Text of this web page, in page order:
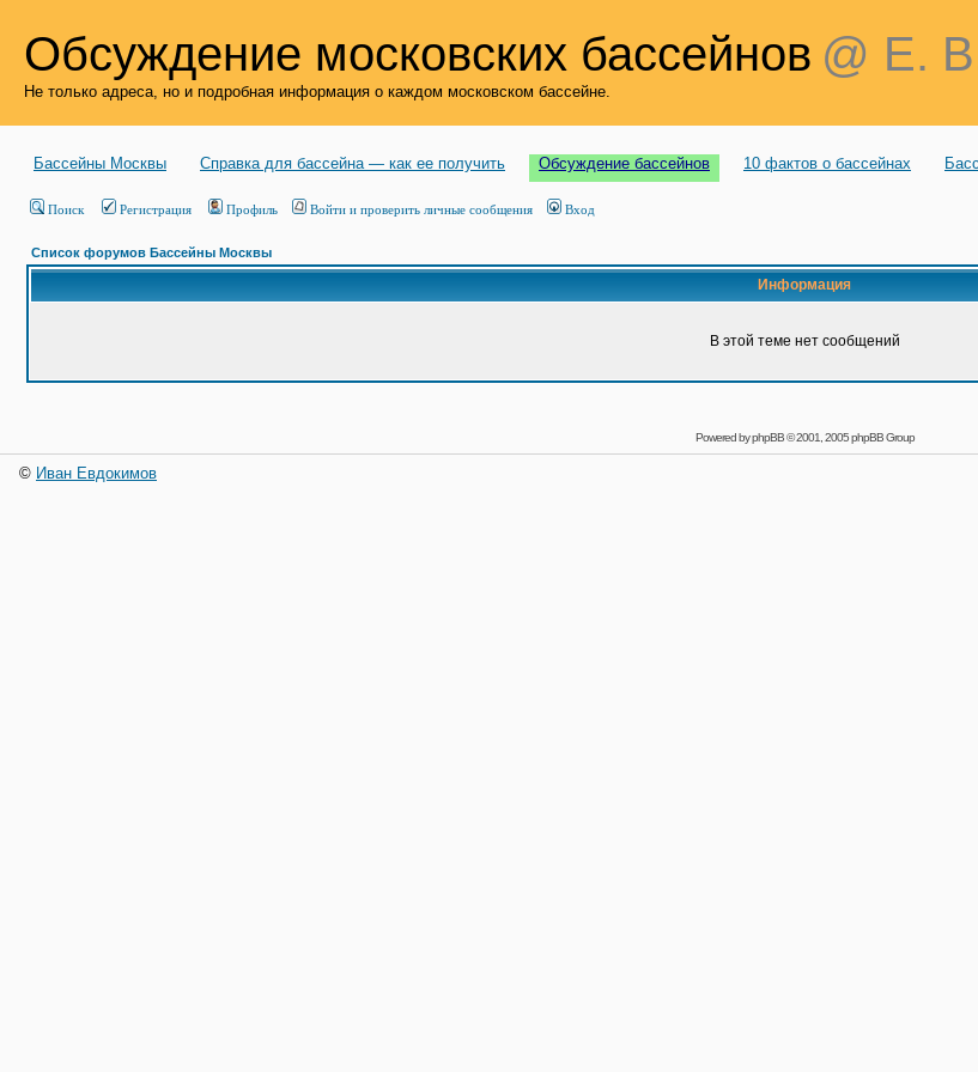
Обсуждение московских бассейнов @ Е.
Не только адреса, но и подробная информация о каждом московском бассейне.
Бассейны Москвы Справка для бассейна — как ее получить Обсуждение бассейнов 10 фактов о бассейнах
Поиск Регистрация Профиль Войти и проверить личные сообщения Вход
Список форумов Бассейны Москвы
Информация
В этой теме нет сообщений
Powered byphpBB© 2001, 2005 phpBB Group
© Иван Евдокимов